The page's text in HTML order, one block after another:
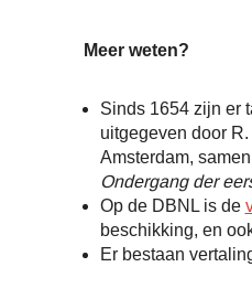
Meer weten?
Sinds 1654 zijn er
uitgegeven door R.
Amsterdam,
Ondergang der
Op de DBNL is de
beschikking, en
Er bestaan